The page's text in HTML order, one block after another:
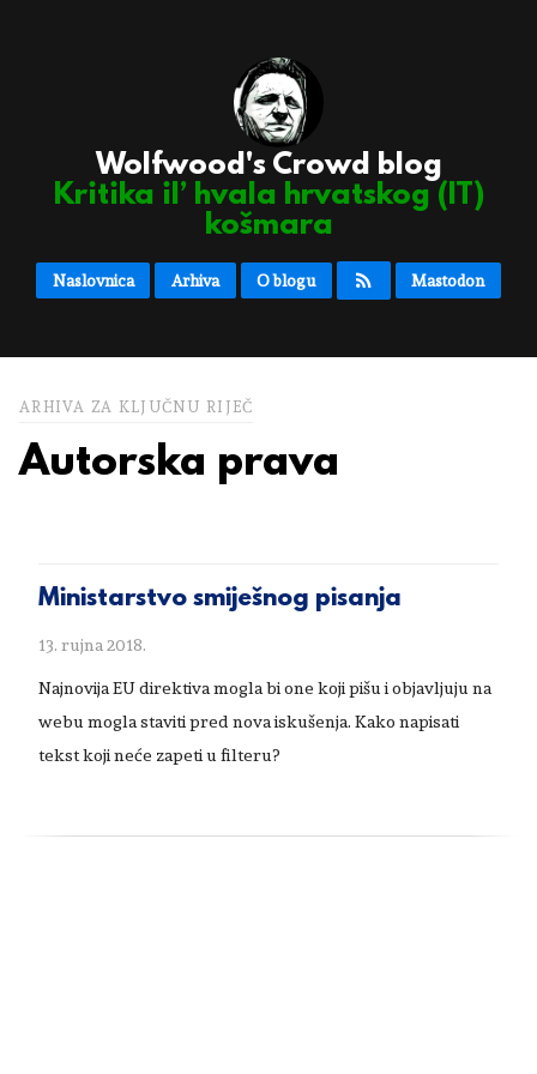
Wolfwood's Crowd blog
Kritika il’ hvala hrvatskog (IT)
košmara
Naslovnica Arhiva O blogu Mastodon
ARHIVA ZA KLJUČNU RIJEČ
Autorska prava
Ministarstvo smiješnog pisanja
13. rujna 2018.
Najnovija EU direktiva mogla bi one koji pišu i objavljuju na
webu mogla staviti pred nova iskušenja. Kako napisati
tekst koji neće zapeti u filteru?